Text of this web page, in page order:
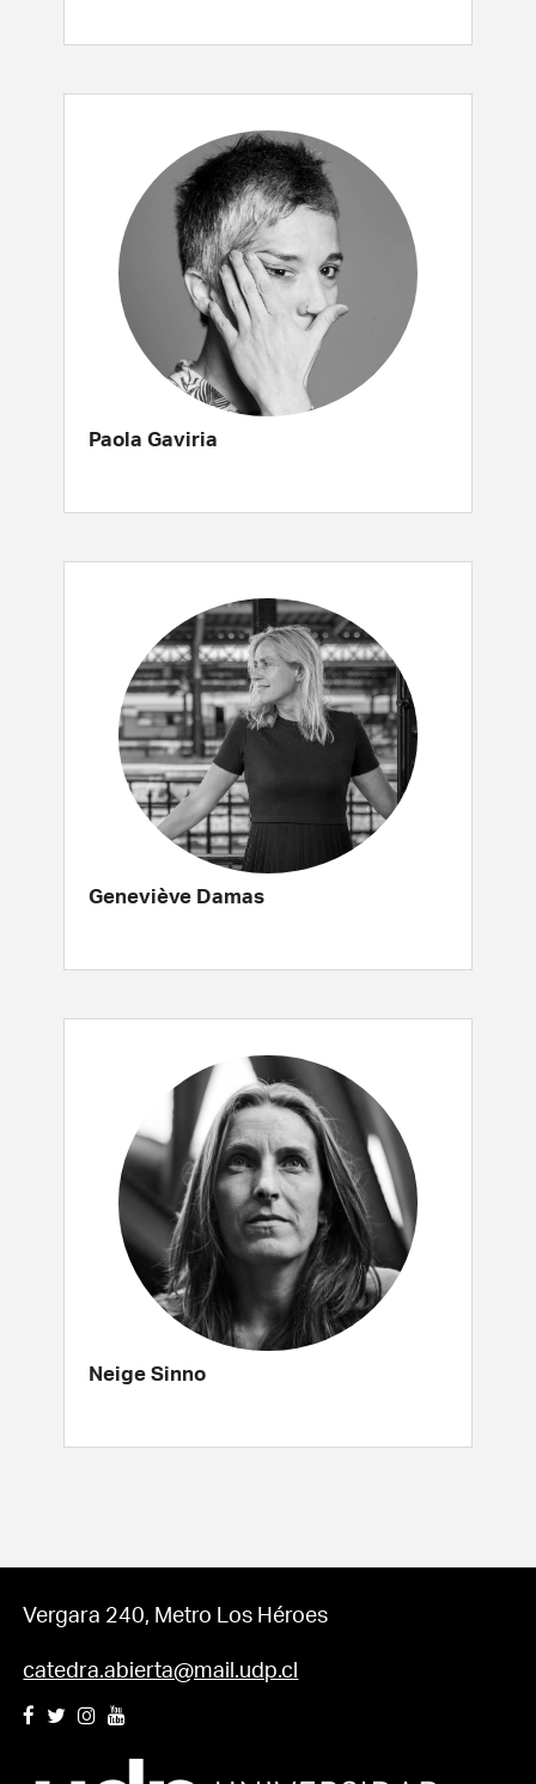
Paola Gaviria
Geneviève Damas
Neige Sinno
Vergara 240, Metro Los Héroes
catedra.abierta@mail.udp.cl